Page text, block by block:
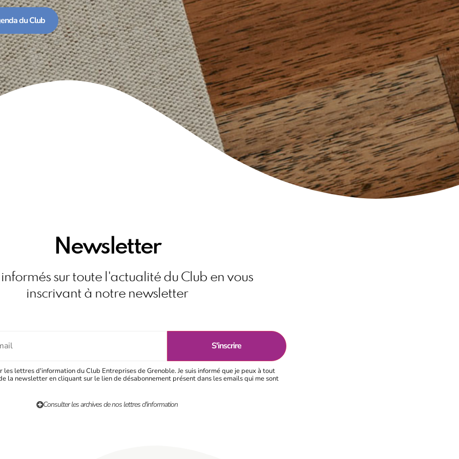
du Club
Newsletter
informés sur toute l'actualité du Club en vous
inscrivant à notre newsletter
les lettres d'information du Club Entreprises de Grenoble. Je suis informé que je peux à tout
la newsletter en cliquant sur le lien de désabonnement présent dans les emails qui me sont
Consulter les archives de nos lettres d'information